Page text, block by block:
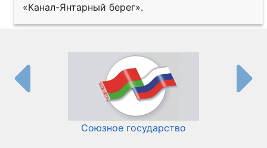
«Канал-Янтарный берег».
Союзное государство